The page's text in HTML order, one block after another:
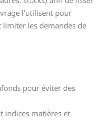
l’utilisent pour
les demandes de
pour éviter des
indices matières et